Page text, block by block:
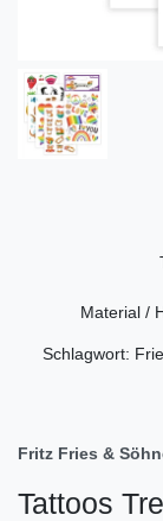
Material /
Schlagwort:
Fritz Fries &
Tattoos